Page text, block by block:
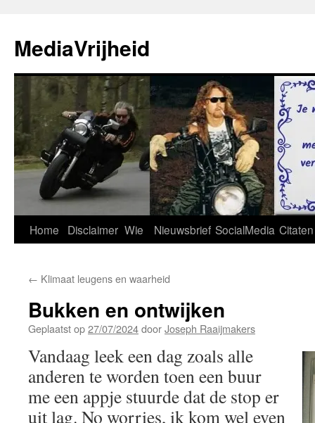
de
inhoud
MediaVrijheid
Home Disclaimer Wie Nieuwsbrief SocialMedia Citaten
← Klimaat leugens en waarheid
Bukken en ontwijken
Geplaatst op27/07/2024doorJoseph Raaijmakers
Vandaag leek een dag zoals alle
anderen te worden toen een buur
me een appje stuurde dat de stop er
uit lag. No worries, ik kom wel even